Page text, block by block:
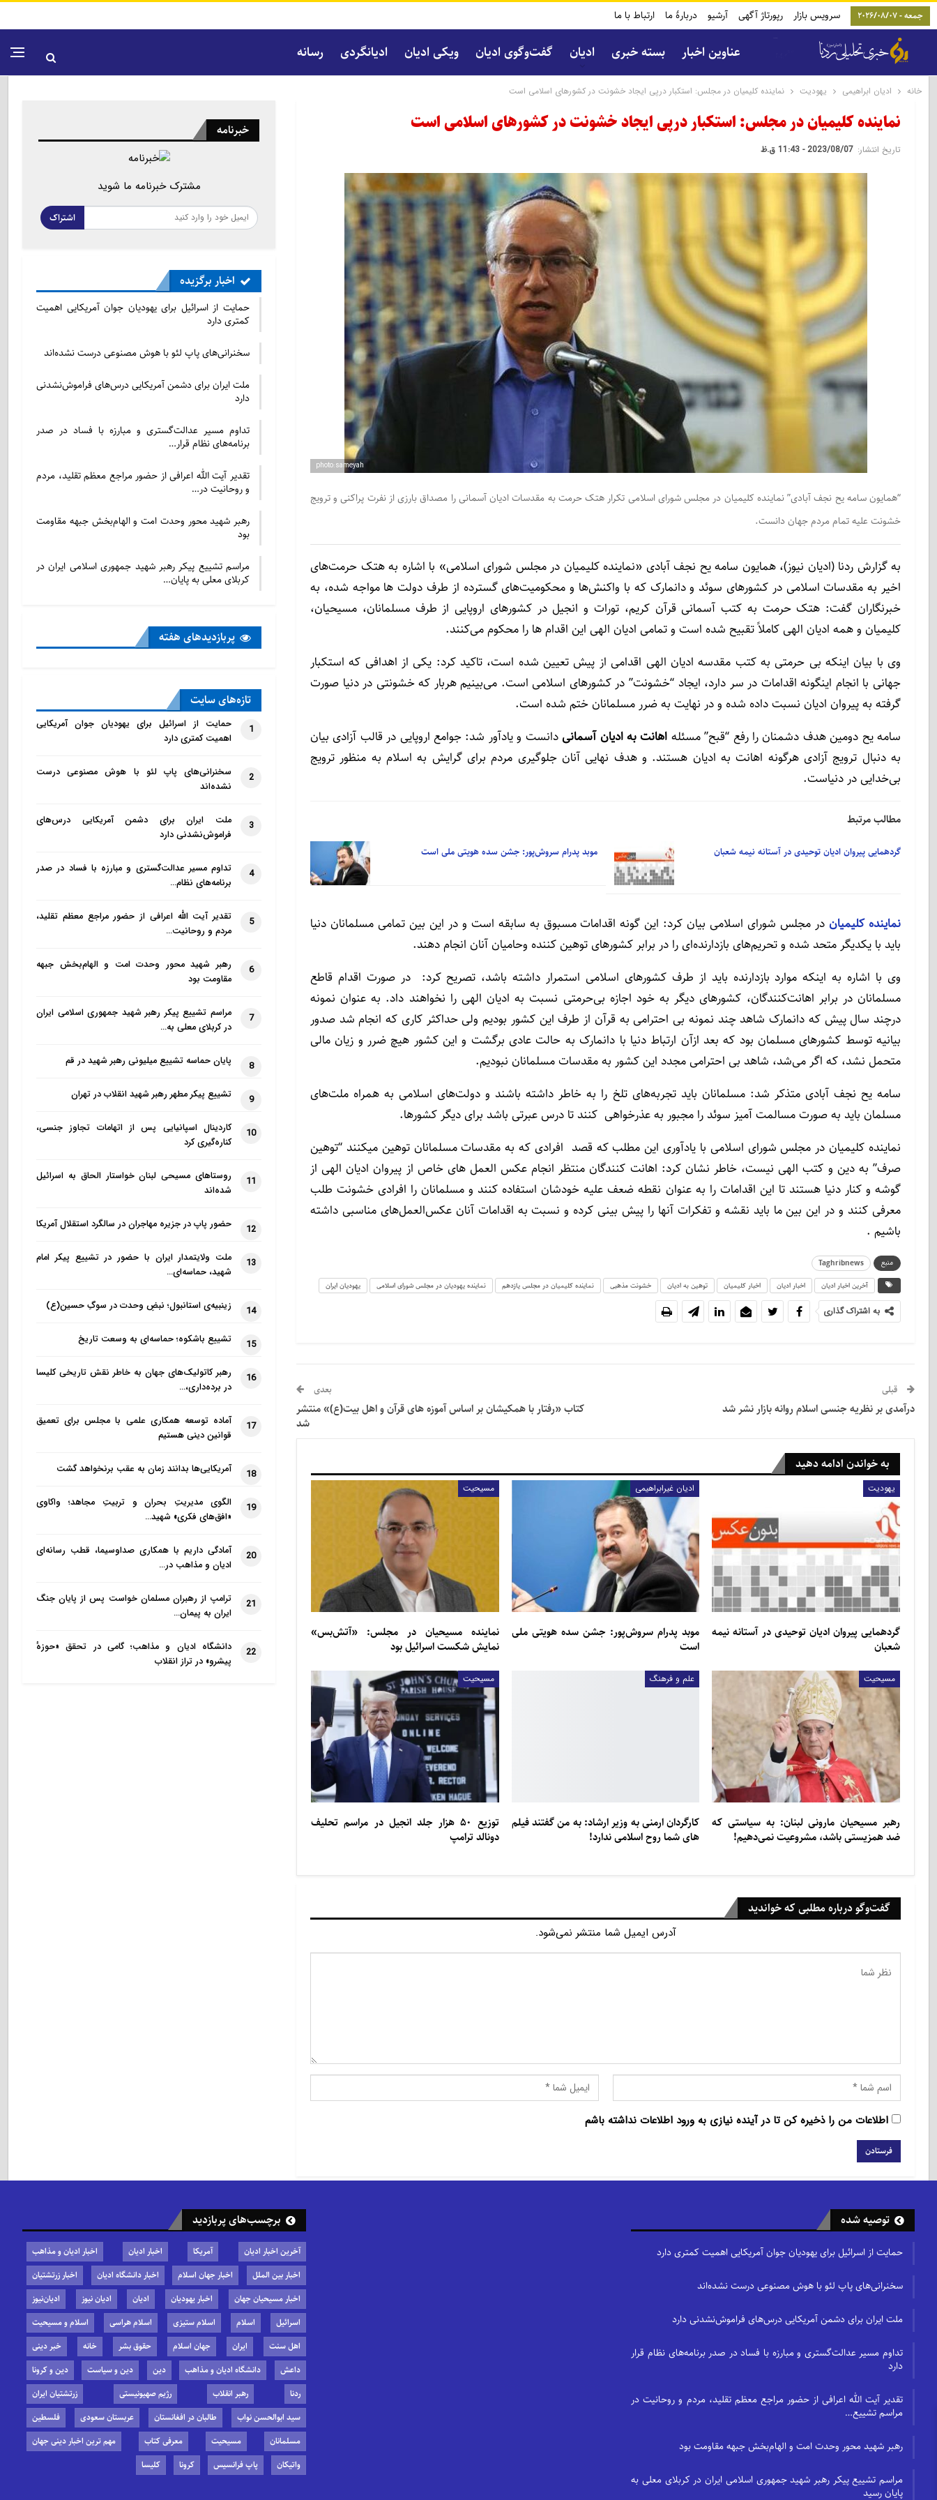
جمعه - 2026/08/07 سرویس بازار رپورتاژ آگهی آرشیو دربارۀ ما ارتباط با ما
عناوین اخبار بسته خبری ادیان گفت‌و‌گوی ادیان ویکی ادیان ادیانگردی رسانه
خانه ادیان ابراهیمی یهودیت نماینده کلیمیان در مجلس: استکبار درپی ایجاد خشونت در کشورهای اسلامی است
نماینده کلیمیان در مجلس: استکبار درپی ایجاد خشونت در کشورهای اسلامی است
تاریخ انتشار: 2023/08/07 - 11:43 ق.ظ
photo:sameyah
“همایون سامه یح نجف آبادی” نماینده کلیمیان در مجلس شورای اسلامی تکرار هتک حرمت به مقدسات ادیان آسمانی را مصداق بارزی از نفرت پراکنی و ترویج
خشونت علیه تمام مردم جهان دانست.
به گزارش ردنا (ادیان نیوز)، همایون سامه یح نجف آبادی «نماینده کلیمیان در مجلس شورای اسلامی» با اشاره به هتک حرمت‌های
اخیر به مقدسات اسلامی در کشور‌های سوئد و دانمارک که با واکنش‌ها و محکومیت‌های گسترده‌ از طرف دولت ها مواجه شده، به
خبرنگاران گفت: هتک حرمت به کتب آسمانی قرآن کریم، تورات و انجیل در کشورهای اروپایی از طرف مسلمانان، مسیحیان،
کلیمیان و همه ادیان الهی کاملاً تقبیح شده است و تمامی ادیان الهی این اقدام ها را محکوم می‌کنند.
وی با بیان اینکه بی حرمتی به کتب مقدسه ادیان الهی اقدامی از پیش تعیین شده است، تاکید کرد: یکی از اهدافی که استکبار
جهانی با انجام اینگونه اقدامات در سر دارد، ایجاد “خشونت” در کشورهای اسلامی است. می‌بینیم هربار که خشونتی در دنیا صورت
گرفته به پیروان ادیان نسبت داده شده و در نهایت به ضرر مسلمانان ختم شده است.
سامه یح دومین هدف دشمنان را رفع “قبح” مسئله اهانت به ادیان آسمانی دانست و یادآور شد: جوامع اروپایی در قالب آزادی بیان
به دنبال ترویج آزادی هرگونه اهانت به ادیان هستند. و هدف نهایی آنان جلوگیری مردم برای گرایش به اسلام به منظور ترویج
بی‌خدایی در دنیاست.
مطالب مرتبط
گردهمایی پیروان ادیان توحیدی در آستانه نیمه شعبان موبد پدرام سروش‌پور: جشن سده هویتی ملی است
نماینده کلیمیان در مجلس شورای اسلامی بیان کرد: این گونه اقدامات مسبوق به سابقه است و در این بین تمامی مسلمانان دنیا
باید با یکدیگر متحد شده و تحریم‌های بازدارنده‌ای را در برابر کشورهای توهین کننده وحامیان آنان انجام دهند.
وی با اشاره به اینکه موارد بازدارنده باید از طرف کشورهای اسلامی استمرار داشته باشد، تصریح کرد: در صورت اقدام قاطع
مسلمانان در برابر اهانت‌کنندگان، کشورهای دیگر به خود اجازه بی‌حرمتی نسبت به ادیان الهی را نخواهند داد. به عنوان نمونه
درچند سال پیش که دانمارک شاهد چند نمونه بی احترامی به قرآن از طرف این کشور بودیم ولی حداکثر کاری که انجام شد صدور
بیانیه توسط کشورهای مسلمان بود که بعد ازآن ارتباط دنیا با دانمارک به حالت عادی برگشت و این کشور هیچ ضرر و زیان مالی
متحمل نشد، که اگر می‌شد، شاهد بی احترامی مجدد این کشور به مقدسات مسلمانان نبودیم.
سامه یح نجف آبادی متذکر شد: مسلمانان باید تجربه‌های تلخ را به خاطر داشته باشند و دولت‌های اسلامی به همراه ملت‌های
مسلمان باید به صورت مسالمت آمیز سوئد را مجبور به عذرخواهی کنند تا درس عبرتی باشد برای دیگر کشورها.
نماینده کلیمیان در مجلس شورای اسلامی با یادآوری این مطلب که قصد افرادی که به مقدسات مسلمانان توهین میکنند “توهین
صرف” به دین و کتب الهی نیست، خاطر نشان کرد: اهانت کنندگان منتظر انجام عکس العمل های خاص از پیروان ادیان الهی از
گوشه و کنار دنیا هستند تا این اقدامات را به عنوان نقطه ضعف علیه خودشان استفاده کنند و مسلمانان را افرادی خشونت طلب
معرفی کنند و در این بین ما باید نقشه و تفکرات آنها را پیش بینی کرده و نسبت به اقدامات آنان عکس‌العمل‌های مناسبی داشته
باشیم .
منبع
Taghribnews
آخرین اخبار ادیان
اخبار ادیان اخبار کلیمیان توهین به ادیان خشونت مذهبی نماینده کلیمیان در مجلس یازدهم نماینده یهودیان در مجلس شورای اسلامی یهودیان ایران
به اشتراک گذاری
قبلی
درآمدی بر نظریه جنسی اسلام روانه بازار نشر شد
بعدی
کتاب «رفتار با همکیشان بر اساس آموزه های قرآن و اهل بیت(ع)» منتشر
شد
به خواندن ادامه دهید
یهودیت
گردهمایی پیروان ادیان توحیدی در آستانه نیمه
شعبان
ادیان غیرابراهیمی
موبد پدرام سروش‌پور: جشن سده هویتی ملی
است
مسیحیت
نماینده مسیحیان در مجلس: «آتش‌بس»
نمایش شکست اسرائیل بود
مسیحیت
رهبر مسیحیان مارونی لبنان: به سیاستی که
ضد همزیستی باشد، مشروعیت نمی‌دهیم!
علم و فرهنگ
کارگردان ارمنی به وزیر ارشاد: به من گفتند فیلم
های شما روح اسلامی ندارد!
مسیحیت
توزیع ۵۰ هزار جلد انجیل در مراسم تحلیف
دونالد ترامپ
گفت‌وگو درباره مطلبی که خواندید
آدرس ایمیل شما منتشر نمی‌شود.
اطلاعات من را ذخیره کن تا در آینده نیازی به ورود اطلاعات نداشته باشم
خبرنامه
مشترک خبرنامه ما شوید
اشتراک
اخبار برگزیده
حمایت از اسرائیل برای یهودیان جوان آمریکایی اهمیت
کمتری دارد
سخنرانی‌های پاپ لئو با هوش مصنوعی درست نشده‌اند
ملت ایران برای دشمن آمریکایی درس‌های فراموش‌نشدنی
دارد
تداوم مسیر عدالت‌گستری و مبارزه با فساد در صدر
برنامه‌های نظام قرار…
تقدیر آیت الله اعرافی از حضور مراجع معظم تقلید، مردم
و روحانیت در…
رهبر شهید محور وحدت امت و الهام‌بخش جبهه مقاومت
بود
مراسم تشییع پیکر رهبر شهید جمهوری اسلامی ایران در
کربلای معلی به پایان…
پربازدید‌های هفته
تازه‌‌های سایت
1
حمایت از اسرائیل برای یهودیان جوان آمریکایی
اهمیت کمتری دارد
2
سخنرانی‌های پاپ لئو با هوش مصنوعی درست
نشده‌اند
3
ملت ایران برای دشمن آمریکایی درس‌های
فراموش‌نشدنی دارد
4
تداوم مسیر عدالت‌گستری و مبارزه با فساد در صدر
برنامه‌های نظام…
5
تقدیر آیت الله اعرافی از حضور مراجع معظم تقلید،
مردم و روحانیت…
6
رهبر شهید محور وحدت امت و الهام‌بخش جبهه
مقاومت بود
7
مراسم تشییع پیکر رهبر شهید جمهوری اسلامی ایران
در کربلای معلی به…
8 پایان حماسه تشییع میلیونی رهبر شهید در قم
9 تشییع پیکر مطهر رهبر شهید انقلاب در تهران
10
کاردینال اسپانیایی پس از اتهامات تجاوز جنسی،
کناره‌گیری کرد
11
روستاهای مسیحی لبنان خواستار الحاق به اسرائیل
شده‌اند
12 حضور پاپ در جزیره مهاجران در سالگرد استقلال آمریکا
13
ملت ولایتمدار ایران با حضور در تشییع پیکر امام
شهید، حماسه‌ای…
14 زینبیه‌ی استانبول؛ نبضِ وحدت در سوگِ حسین(ع)
15 تشییع باشکوه؛ حماسه‌ای به وسعت تاریخ
16
رهبر کاتولیک‌های جهان به خاطر نقش تاریخی کلیسا
در برده‌داری،…
17
آماده توسعه همکاری علمی با مجلس برای تعمیق
قوانین دینی هستیم
18 آمریکایی‌ها بدانند زمان به عقب برنخواهد گشت
19
الگوی مدیریتِ بحران و تربیتِ مجاهد؛ واکاوی
«افق‌های فکری» شهید…
20
آمادگی داریم با همکاری صداوسیما، قطب رسانه‌ای
ادیان و مذاهب در…
21
ترامپ از رهبران مسلمان خواست پس از پایان جنگ
ایران به پیمان…
22
دانشگاه ادیان و مذاهب؛ گامی در تحقق «حوزهٔ
پیشرو» در تراز انقلاب
توصیه شده
حمایت از اسرائیل برای یهودیان جوان آمریکایی اهمیت کمتری دارد
سخنرانی‌های پاپ لئو با هوش مصنوعی درست نشده‌اند
ملت ایران برای دشمن آمریکایی درس‌های فراموش‌نشدنی دارد
تداوم مسیر عدالت‌گستری و مبارزه با فساد در صدر برنامه‌های نظام قرار
دارد
تقدیر آیت الله اعرافی از حضور مراجع معظم تقلید، مردم و روحانیت در
مراسم تشییع…
رهبر شهید محور وحدت امت و الهام‌بخش جبهه مقاومت بود
مراسم تشییع پیکر رهبر شهید جمهوری اسلامی ایران در کربلای معلی به
پایان رسید
برچسب‌های پربازدید
آخرین اخبار ادیان آمریکا اخبار ادیان
اخبار ادیان و مذاهب
اخبار بین الملل
اخبار جهان اسلام اخبار دانشگاه ادیان
اخبار زرتشتیان
اخبار مسیحیان جهان
اخبار یهودیان ادیان ادیان نیوز
ادیان‌نیوز
اسرائیل
اسلام اسلام ستیزی اسلام هراسی
اسلام و مسیحیت
اهل سنت
ایران جهان اسلام حقوق بشر خانه
خبر دینی
داعش
دانشگاه ادیان و مذاهب دین دین و سیاست
دین و کرونا
ردنا
رهبر انقلاب رژیم صهیونیستی
زرتشتیان ایران
سید ابوالحسن نواب
طالبان در افغانستان عربستان سعودی
فلسطین
مسلمانان
مسیحیت معرفی کتاب
مهم ترین اخبار دینی جهان
واتیکان
پاپ فرانسیس کرونا کلیسا